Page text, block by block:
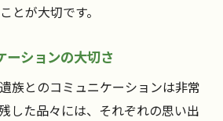
とが大切です。
ーションの大切さ
族とのコミュニケーションは非常
した品々には、それぞれの思い出